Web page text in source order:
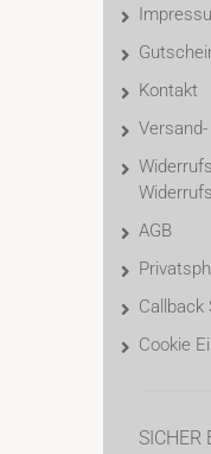
Kontakt
AGB
Callback
Cookie
SICHER